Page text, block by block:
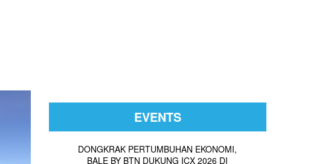
EVENTS
DONGKRAK PERTUMBUHAN EKONOMI,
BALE BY BTN DUKUNG ICX 2026 DI